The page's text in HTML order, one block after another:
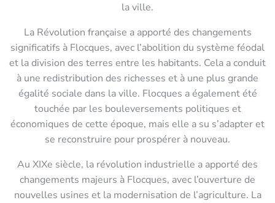
la ville.
La Révolution française a apporté des changements
significatifs à Flocques, avec l’abolition du système féodal
et la division des terres entre les habitants. Cela a conduit
à une redistribution des richesses et à une plus grande
égalité sociale dans la ville. Flocques a également été
touchée par les bouleversements politiques et
économiques de cette époque, mais elle a su s’adapter et
se reconstruire pour prospérer à nouveau.
Au XIXe siècle, la révolution industrielle a apporté des
changements majeurs à Flocques, avec l’ouverture de
nouvelles usines et la modernisation de l’agriculture. La